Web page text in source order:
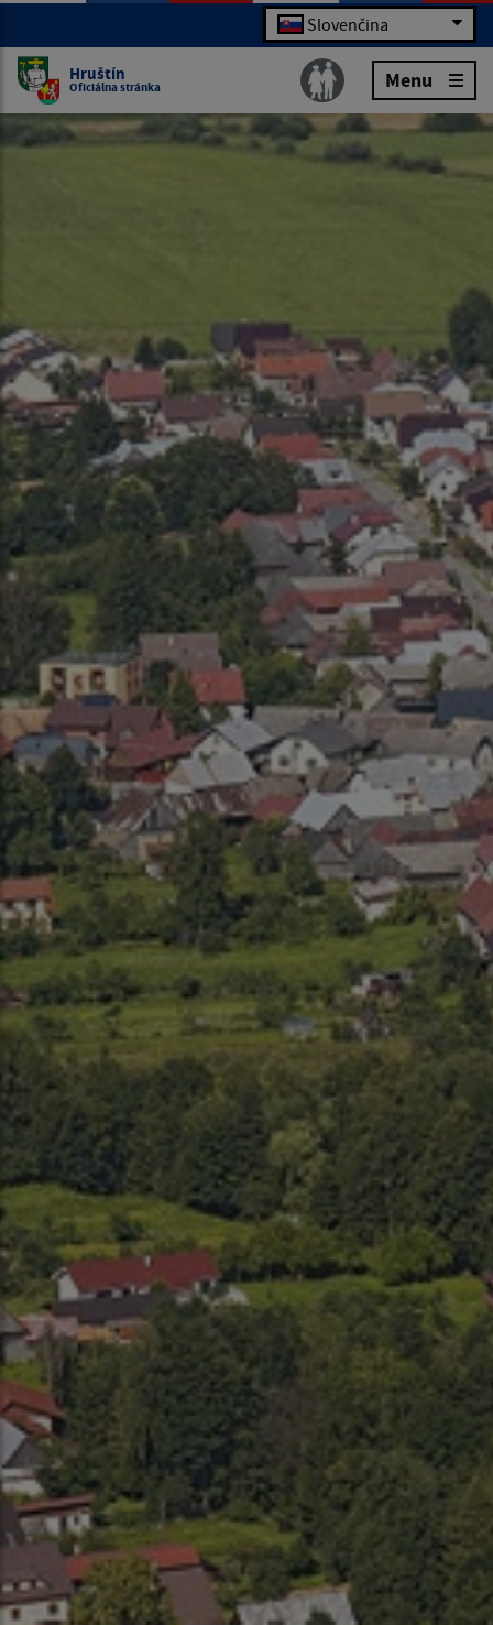
Slovenčina
Hruštín
Oficiálna stránka Menu